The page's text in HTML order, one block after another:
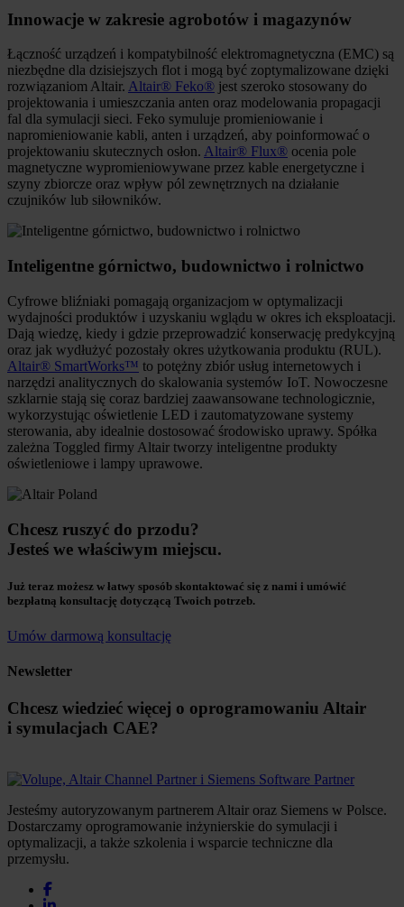
Innowacje w zakresie agrobotów i magazynów
Łączność urządzeń i kompatybilność elektromagnetyczna (EMC) są
niezbędne dla dzisiejszych flot i mogą być zoptymalizowane dzięki
rozwiązaniom Altair. Altair® Feko® jest szeroko stosowany do
projektowania i umieszczania anten oraz modelowania propagacji
fal dla symulacji sieci. Feko symuluje promieniowanie i
napromieniowanie kabli, anten i urządzeń, aby poinformować o
projektowaniu skutecznych osłon. Altair® Flux® ocenia pole
magnetyczne wypromieniowywane przez kable energetyczne i
szyny zbiorcze oraz wpływ pól zewnętrznych na działanie
czujników lub siłowników.
Inteligentne górnictwo, budownictwo i rolnictwo
Cyfrowe bliźniaki pomagają organizacjom w optymalizacji
wydajności produktów i uzyskaniu wglądu w okres ich eksploatacji.
Dają wiedzę, kiedy i gdzie przeprowadzić konserwację predykcyjną
oraz jak wydłużyć pozostały okres użytkowania produktu (RUL).
Altair® SmartWorks™ to potężny zbiór usług internetowych i
narzędzi analitycznych do skalowania systemów IoT. Nowoczesne
szklarnie stają się coraz bardziej zaawansowane technologicznie,
wykorzystując oświetlenie LED i zautomatyzowane systemy
sterowania, aby idealnie dostosować środowisko uprawy. Spółka
zależna Toggled firmy Altair tworzy inteligentne produkty
oświetleniowe i lampy uprawowe.
Chcesz ruszyć do przodu?
Jesteś we właściwym miejscu.
Już teraz możesz w łatwy sposób skontaktować się z nami i umówić
bezpłatną konsultację dotyczącą Twoich potrzeb.
Umów darmową konsultację
Newsletter
Chcesz wiedzieć więcej o oprogramowaniu Altair
i symulacjach CAE?
Jesteśmy autoryzowanym partnerem Altair oraz Siemens w Polsce.
Dostarczamy oprogramowanie inżynierskie do symulacji i
optymalizacji, a także szkolenia i wsparcie techniczne dla
przemysłu.